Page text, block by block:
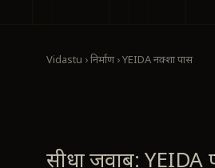
Vidastu ›निर्माण›YEIDA नक्शा पास
सीधा जवाब: YEIDA